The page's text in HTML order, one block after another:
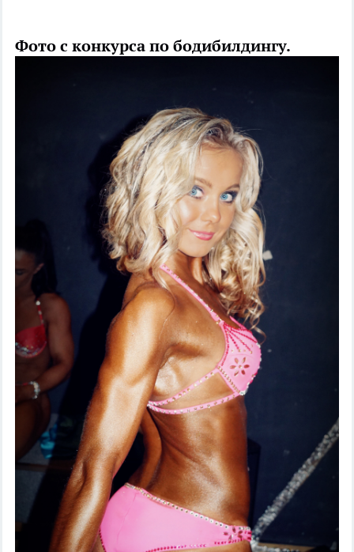
Фото с конкурса по бодибилдингу.